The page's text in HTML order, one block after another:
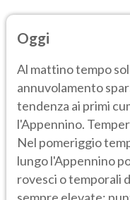
Oggi
Al mattino tempo
annuvolamento
tendenza ai primi
l'Appennino.
Nel pomeriggio
lungo l'Appennino
rovesci o temporali